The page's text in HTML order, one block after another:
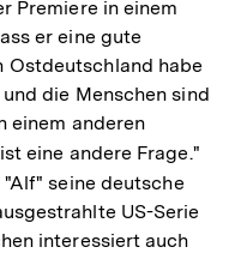
Premiere in einem
er eine gute
Ostdeutschland habe
die Menschen sind
einem anderen
eine andere Frage."
seine deutsche
US-Serie
interessiert auch